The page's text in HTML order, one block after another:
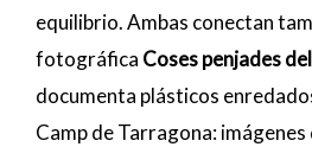
equilibrio. Ambas conectan
fotográfica Coses penjades
documenta plásticos
Camp de Tarragona: